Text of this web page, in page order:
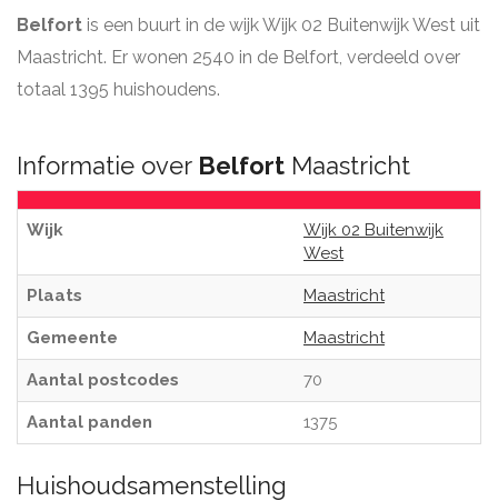
Belfort is een buurt in de wijk Wijk 02 Buitenwijk West uit
Maastricht. Er wonen 2540 in de Belfort, verdeeld over
totaal 1395 huishoudens.
Informatie over Belfort Maastricht
Wijk
Wijk 02 Buitenwijk
West
Plaats Maastricht
Gemeente Maastricht
Aantal postcodes 70
Aantal panden 1375
Huishoudsamenstelling